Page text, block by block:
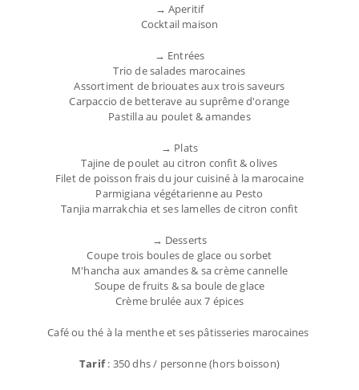
→ Aperitif
Cocktail maison
→ Entrées
Trio de salades marocaines
Assortiment de briouates aux trois saveurs
Carpaccio de betterave au suprême d'orange
Pastilla au poulet & amandes
→ Plats
Tajine de poulet au citron confit & olives
Filet de poisson frais du jour cuisiné à la marocaine
Parmigiana végétarienne au Pesto
Tanjia marrakchia et ses lamelles de citron confit
→ Desserts
Coupe trois boules de glace ou sorbet
M'hancha aux amandes & sa crème cannelle
Soupe de fruits & sa boule de glace
Crème brulée aux 7 épices
Café ou thé à la menthe et ses pâtisseries marocaines
Tarif: 350 dhs / personne (hors boisson)